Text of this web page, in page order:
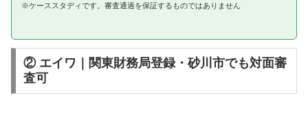
※ケーススタディです。審査通過を保証するものではありません
② エイワ｜関東財務局登録・砂川市でも対面審
査可